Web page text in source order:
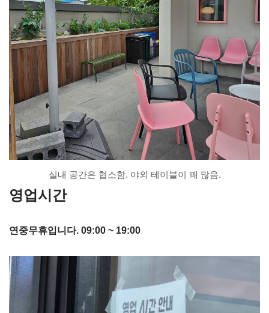
실내 공간은 협소함. 야외 테이블이 꽤 많음.
영업시간
연중무휴입니다. 09:00 ~ 19:00